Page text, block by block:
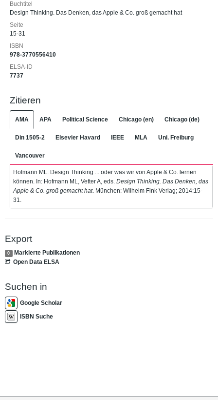
Buchtitel
Design Thinking. Das Denken, das Apple & Co. groß gemacht hat
Seite
15-31
ISBN
978-3770556410
ELSA-ID
7737
Zitieren
AMA APA Political Science Chicago (en) Chicago (de)
Din 1505-2 Elsevier Havard IEEE MLA Uni. Freiburg
Vancouver
Hofmann ML. Design Thinking ... oder was wir von Apple & Co. lernen
können. In: Hofmann ML, Vetter A, eds. Design Thinking. Das Denken, das
Apple & Co. groß gemacht hat. München: Wilhelm Fink Verlag; 2014:15-
31.
Export
0
Markierte Publikationen
Open Data ELSA
Suchen in
Google Scholar
ISBN Suche